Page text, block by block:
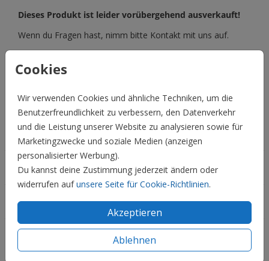
Cookies
Wir verwenden Cookies und ähnliche Techniken, um die
Benutzerfreundlichkeit zu verbessern, den Datenverkehr
und die Leistung unserer Website zu analysieren sowie für
Marketingzwecke und soziale Medien (anzeigen
personalisierter Werbung).
Du kannst deine Zustimmung jederzeit ändern oder
widerrufen aufunsere Seite für Cookie-Richtlinien.
Akzeptieren
Ablehnen
Dieses Produkt ist leider vorübergehend ausverkauft!
Wenn du Fragen hast, nimm bitte Kontakt mit uns auf.
BESCHREIBUNG
Preis:0,45 € für 1
Hochzeit
Familie & Feiertage
Informationen
Service